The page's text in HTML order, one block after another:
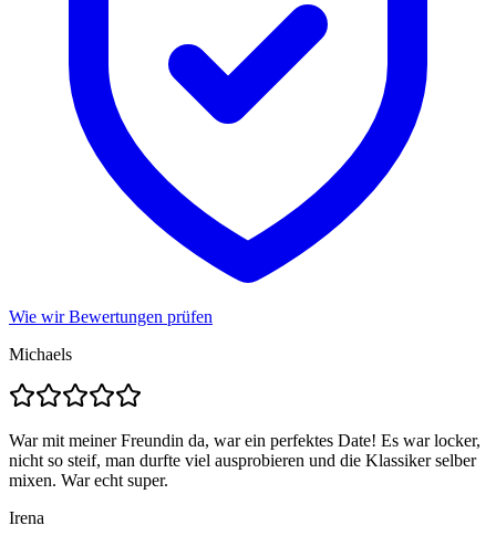
Wie wir Bewertungen prüfen
Michaels
War mit meiner Freundin da, war ein perfektes Date! Es war locker,
nicht so steif, man durfte viel ausprobieren und die Klassiker selber
mixen. War echt super.
Irena